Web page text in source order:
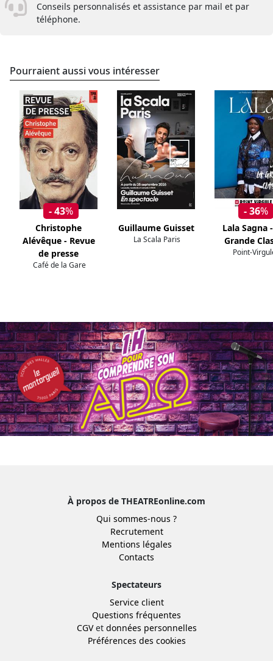
Conseils personnalisés et assistance par mail et par
téléphone.
Pourraient aussi vous intéresser
- 43%
Christophe
Alévêque - Revue
de presse
Café de la Gare
Guillaume Guisset
La Scala Paris
- 36%
Lala Sagna
Grande
Point-
À propos de THEATREonline.com
Qui sommes-nous ?
Recrutement
Mentions légales
Contacts
Spectateurs
Service client
Questions fréquentes
CGVet données personnelles
Préférences des cookies